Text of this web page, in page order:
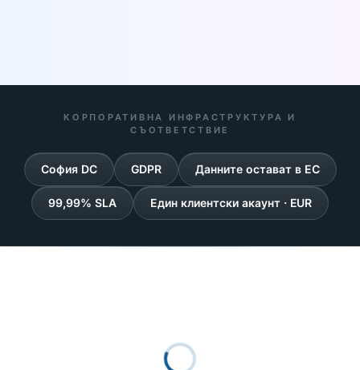
КОРПОРАТИВНА ИНФРАСТРУКТУРА И
СЪОТВЕТСТВИЕ
София DC GDPR Данните остават в ЕС
99,99% SLA Един клиентски акаунт · EUR